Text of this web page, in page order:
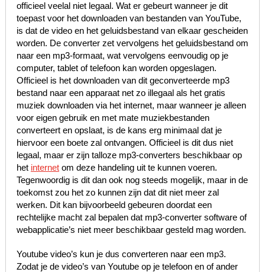
officieel veelal niet legaal. Wat er gebeurt wanneer je dit
toepast voor het downloaden van bestanden van YouTube,
is dat de video en het geluidsbestand van elkaar gescheiden
worden. De converter zet vervolgens het geluidsbestand om
naar een mp3-formaat, wat vervolgens eenvoudig op je
computer, tablet of telefoon kan worden opgeslagen.
Officieel is het downloaden van dit geconverteerde mp3
bestand naar een apparaat net zo illegaal als het gratis
muziek downloaden via het internet, maar wanneer je alleen
voor eigen gebruik en met mate muziekbestanden
converteert en opslaat, is de kans erg minimaal dat je
hiervoor een boete zal ontvangen. Officieel is dit dus niet
legaal, maar er zijn talloze mp3-converters beschikbaar op
het internetom deze handeling uit te kunnen voeren.
Tegenwoordig is dit dan ook nog steeds mogelijk, maar in de
toekomst zou het zo kunnen zijn dat dit niet meer zal
werken. Dit kan bijvoorbeeld gebeuren doordat een
rechtelijke macht zal bepalen dat mp3-converter software of
webapplicatie’s niet meer beschikbaar gesteld mag worden.
Youtube video’s kun je dus converteren naar een mp3.
Zodat je de video’s van Youtube op je telefoon en of ander